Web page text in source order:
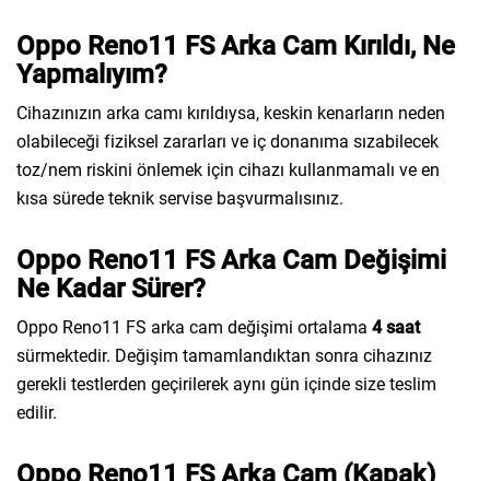
Oppo Reno11 FS Arka Cam Kırıldı, Ne
Yapmalıyım?
Cihazınızın arka camı kırıldıysa, keskin kenarların neden
olabileceği fiziksel zararları ve iç donanıma sızabilecek
toz/nem riskini önlemek için cihazı kullanmamalı ve en
kısa sürede teknik servise başvurmalısınız.
Oppo Reno11 FS Arka Cam Değişimi
Ne Kadar Sürer?
Oppo Reno11 FS arka cam değişimi ortalama 4 saat
sürmektedir. Değişim tamamlandıktan sonra cihazınız
gerekli testlerden geçirilerek aynı gün içinde size teslim
edilir.
Oppo Reno11 FS Arka Cam (Kapak)